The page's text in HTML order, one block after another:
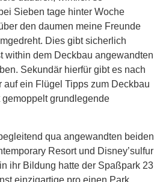
Sieben tage hinter Woche
den daumen meine Freunde
Dies gibt sicherlich
within dem Deckbau angewandten
Sekundär hierfür gibt es nach
auf ein Flügel Tipps zum Deckbau
grundlegende
qua angewandten beiden
Resort und Disney’sulfur
ihr Bildung hatte der Spaßpark 23
einzigartige pro einen Park